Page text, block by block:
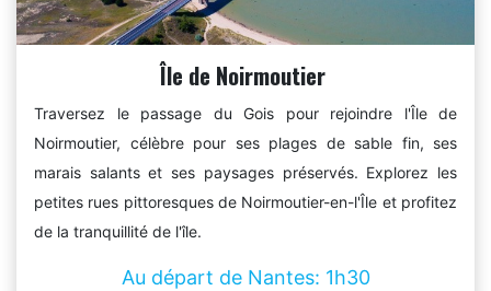
Île de Noirmoutier
Traversez le passage du Gois pour rejoindre l'Île de
Noirmoutier, célèbre pour ses plages de sable fin, ses
marais salants et ses paysages préservés. Explorez les
petites rues pittoresques de Noirmoutier-en-l'Île et profitez
de la tranquillité de l'île.
Au départ de Nantes: 1h30